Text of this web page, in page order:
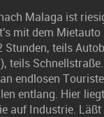
Malaga ist
mit dem Mietauto
Stunden, teils
teils
endlosen
entlang. Hier
auf Industrie. Läßt